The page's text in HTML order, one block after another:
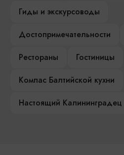
Гиды и экскурсоводы
Достопримечательности
Рестораны
Гостиницы
Компас Балтийской кухни
Настоящий Калининградец